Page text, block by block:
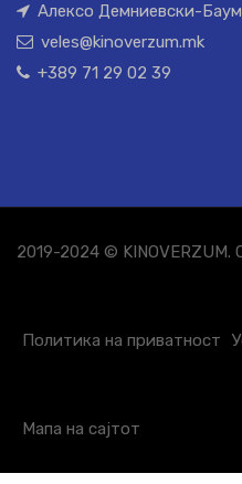
Алексо Демниевски-
veles@kinoverzum.mk
+389 71 29 02 39
2019-2024 © KINOVERZUM.
Политика на приватност
Мапа на сајтот